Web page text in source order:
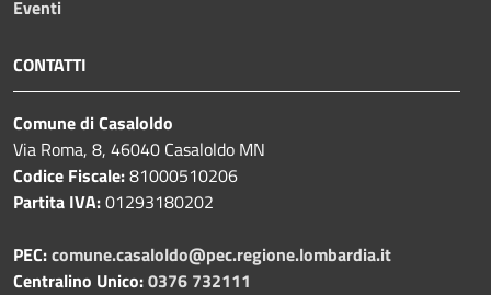
Eventi
CONTATTI
Comune di Casaloldo
Via Roma, 8, 46040 Casaloldo MN
Codice Fiscale:81000510206
Partita IVA:01293180202
PEC:comune.casaloldo@pec.regione.lombardia.it
Centralino Unico:0376 732111